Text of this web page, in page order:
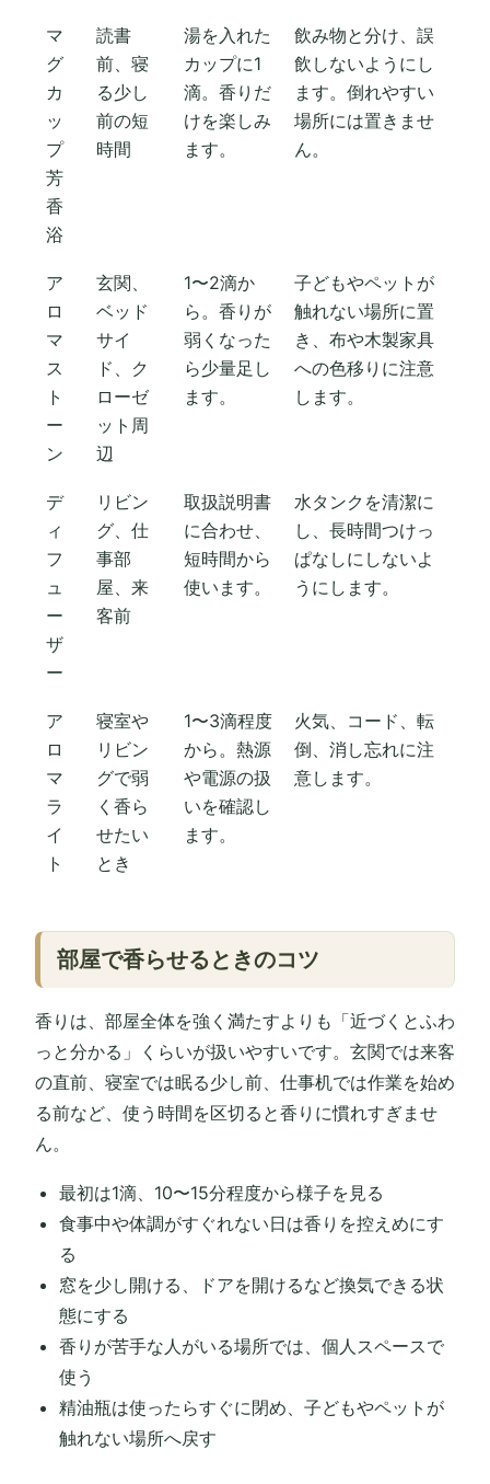
マ
グ
カ
ッ
プ
芳
香
浴
読書
前、寝
る少し
前の短
時間
湯を入れた
カップに1
滴。香りだ
けを楽しみ
ます。
飲み物と分け、誤
飲しないようにし
ます。倒れやすい
場所には置きませ
ん。
ア
ロ
マ
ス
ト
ー
ン
玄関、
ベッド
サイ
ド、ク
ローゼ
ット周
辺
1〜2滴か
ら。香りが
弱くなった
ら少量足し
ます。
子どもやペットが
触れない場所に置
き、布や木製家具
への色移りに注意
します。
デ
ィ
フ
ュ
ー
ザ
ー
リビン
グ、仕
事部
屋、来
客前
取扱説明書
に合わせ、
短時間から
使います。
水タンクを清潔に
し、長時間つけっ
ぱなしにしないよ
うにします。
ア
ロ
マ
ラ
イ
ト
寝室や
リビン
グで弱
く香ら
せたい
とき
1〜3滴程度
から。熱源
や電源の扱
いを確認し
ます。
火気、コード、転
倒、消し忘れに注
意します。
部屋で香らせるときのコツ
香りは、部屋全体を強く満たすよりも「近づくとふわ
っと分かる」くらいが扱いやすいです。玄関では来客
の直前、寝室では眠る少し前、仕事机では作業を始め
る前など、使う時間を区切ると香りに慣れすぎませ
ん。
最初は1滴、10〜15分程度から様子を見る
食事中や体調がすぐれない日は香りを控えめにす
る
窓を少し開ける、ドアを開けるなど換気できる状
態にする
香りが苦手な人がいる場所では、個人スペースで
使う
精油瓶は使ったらすぐに閉め、子どもやペットが
触れない場所へ戻す